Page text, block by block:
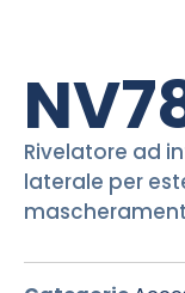
Rivelatore ad
laterale per